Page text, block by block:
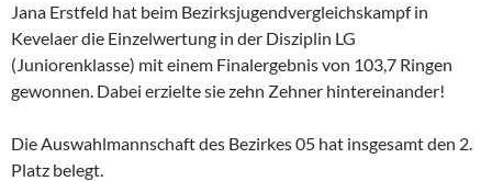
Jana Erstfeld hat beim Bezirksjugendvergleichskampf in
Kevelaer die Einzelwertung in der Disziplin LG
(Juniorenklasse) mit einem Finalergebnis von 103,7 Ringen
gewonnen. Dabei erzielte sie zehn Zehner hintereinander!
Die Auswahlmannschaft des Bezirkes 05 hat insgesamt den 2.
Platz belegt.